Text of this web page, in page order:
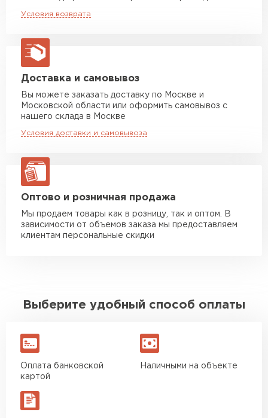
макс. длина груза 13,5 м
Манипулятор до 5 тн
макс. длина груза 6 м
Манипулятор до 10 тн
макс. длина груза 8 м
Манипулятор до 20 тн
Условия возврата
Доставка и самовывоз
Вы можете заказать доставку по Москве и
Московской области или оформить самовывоз с
нашего склада в Москве
Условия доставки и самовывоза
Оптово и розничная продажа
Мы продаем товары как в розницу, так и оптом. В
зависимости от объемов заказа мы предоставляем
клиентам персональные скидки
Выберите удобный способ оплаты
Оплата банковской
картой
Наличными на объекте